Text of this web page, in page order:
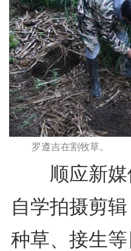
罗遵吉在割牧草。
顺应新媒
自学拍摄剪
种草、接生